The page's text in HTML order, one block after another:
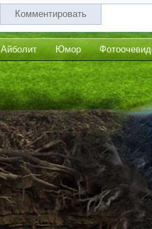
Комментировать
Айболит Юмор